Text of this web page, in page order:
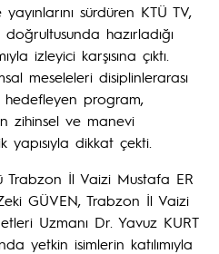
sürdüren KTÜ TV,
hazırladığı
izleyici karşısına çıktı.
meseleleri disiplinlerarası
hedefleyen program,
zihinsel ve manevi
dikkat çekti.
Trabzon İl Vaizi Mustafa ER
GÜVEN, Trabzon İl Vaizi
Uzmanı Dr. Yavuz KURT
yetkin isimlerin katılımıyla